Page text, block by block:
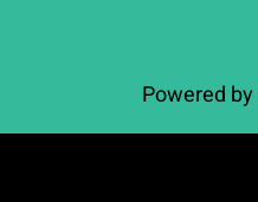
Powered by